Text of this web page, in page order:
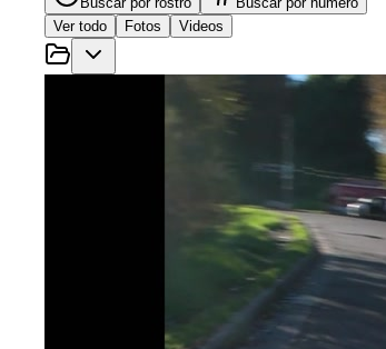
Ver todo
Fotos Videos